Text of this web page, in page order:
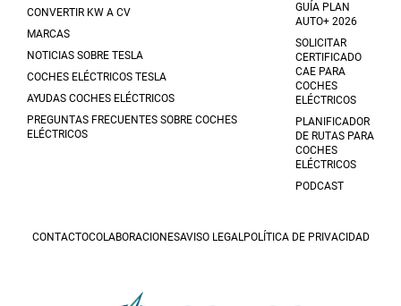
CONVERTIR KW A CV
MARCAS
NOTICIAS SOBRE TESLA
COCHES ELÉCTRICOS TESLA
AYUDAS COCHES ELÉCTRICOS
PREGUNTAS FRECUENTES SOBRE COCHES
ELÉCTRICOS
GUÍA PLAN
AUTO+ 2026
SOLICITAR
CERTIFICADO
CAE PARA
COCHES
ELÉCTRICOS
PLANIFICADOR
DE RUTAS PARA
COCHES
ELÉCTRICOS
PODCAST
CONTACTOCOLABORACIONESAVISO LEGALPOLÍTICA DE PRIVACIDAD